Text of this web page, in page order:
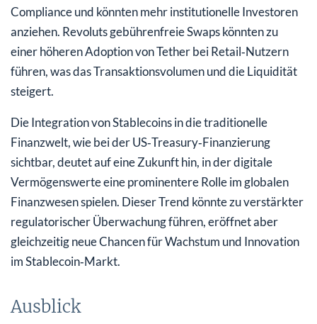
Compliance und könnten mehr institutionelle Investoren
anziehen. Revoluts gebührenfreie Swaps könnten zu
einer höheren Adoption von Tether bei Retail‑Nutzern
führen, was das Transaktionsvolumen und die Liquidität
steigert.
Die Integration von Stablecoins in die traditionelle
Finanzwelt, wie bei der US‑Treasury‑Finanzierung
sichtbar, deutet auf eine Zukunft hin, in der digitale
Vermögenswerte eine prominentere Rolle im globalen
Finanzwesen spielen. Dieser Trend könnte zu verstärkter
regulatorischer Überwachung führen, eröffnet aber
gleichzeitig neue Chancen für Wachstum und Innovation
im Stablecoin‑Markt.
Ausblick